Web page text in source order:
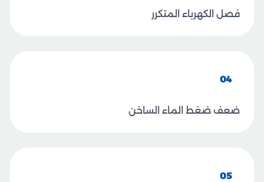
فصل الكهرباء المتكرر
04
ضعف ضغط الماء الساخن
05